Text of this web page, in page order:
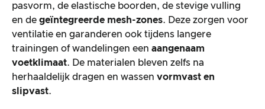
pasvorm, de elastische boorden, de stevige vulling
en de geïntegreerde mesh-zones. Deze zorgen voor
ventilatie en garanderen ook tijdens langere
trainingen of wandelingen een aangenaam
voetklimaat. De materialen bleven zelfs na
herhaaldelijk dragen en wassen vormvast en
slipvast.